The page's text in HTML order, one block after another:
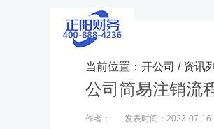
当前位置： 开公司 / 资讯
公司简易注销流
作者： 发表时间：2023-07-16